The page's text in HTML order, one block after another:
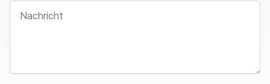
NACHRICHT